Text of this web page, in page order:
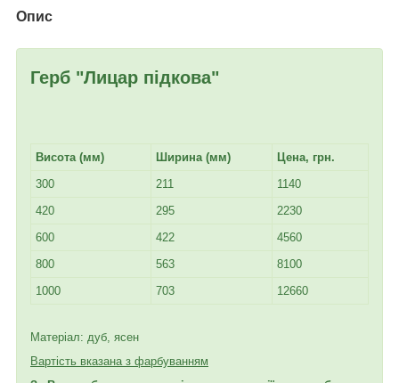
Опис
Герб "Лицар підкова"
Висота (мм) Ширина (мм)
Цена, грн.
300
211
1140
420
295
2230
600
422
4560
800
563
8100
1000
703 12660
Матеріал: дуб, ясен
Вартість вказана з фарбуванням